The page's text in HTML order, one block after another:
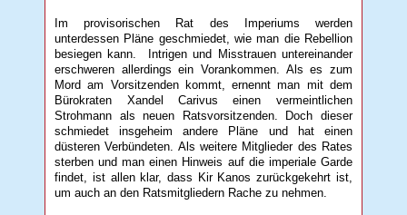
Im provisorischen Rat des Imperiums werden
unterdessen Pläne geschmiedet, wie man die Rebellion
besiegen kann. Intrigen und Misstrauen untereinander
erschweren allerdings ein Vorankommen. Als es zum
Mord am Vorsitzenden kommt, ernennt man mit dem
Bürokraten Xandel Carivus einen vermeintlichen
Strohmann als neuen Ratsvorsitzenden. Doch dieser
schmiedet insgeheim andere Pläne und hat einen
düsteren Verbündeten. Als weitere Mitglieder des Rates
sterben und man einen Hinweis auf die imperiale Garde
findet, ist allen klar, dass Kir Kanos zurückgekehrt ist,
um auch an den Ratsmitgliedern Rache zu nehmen.